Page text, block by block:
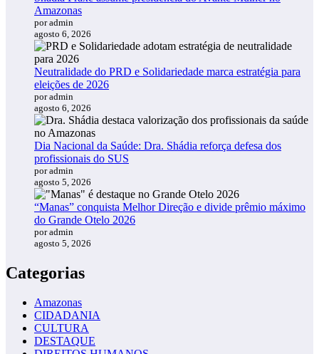
Amazonas
por admin
agosto 6, 2026
Neutralidade do PRD e Solidariedade marca estratégia para
eleições de 2026
por admin
agosto 6, 2026
Dia Nacional da Saúde: Dra. Shádia reforça defesa dos
profissionais do SUS
por admin
agosto 5, 2026
“Manas” conquista Melhor Direção e divide prêmio máximo
do Grande Otelo 2026
por admin
agosto 5, 2026
Categorias
Amazonas
CIDADANIA
CULTURA
DESTAQUE